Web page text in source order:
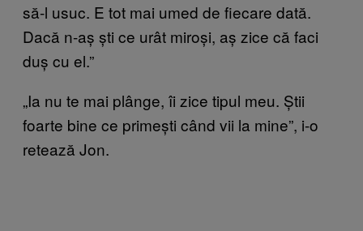
să-l usuc. E tot mai umed de fiecare dată.
Dacă n-aș ști ce urât miroși, aș zice că faci
duș cu el.”
„Ia nu te mai plânge, îi zice tipul meu. Știi
foarte bine ce primești când vii la mine”, i-o
retează Jon.